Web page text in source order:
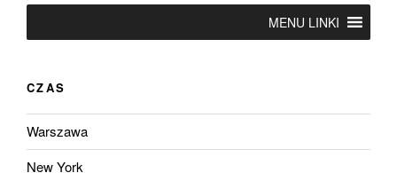
MENU LINKI
CZAS
Warszawa
New York